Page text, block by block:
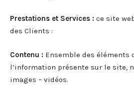
Prestations et Services : ce site
des Clients :
Contenu : Ensemble des éléments
l’information présente sur le site,
images – vidéos.